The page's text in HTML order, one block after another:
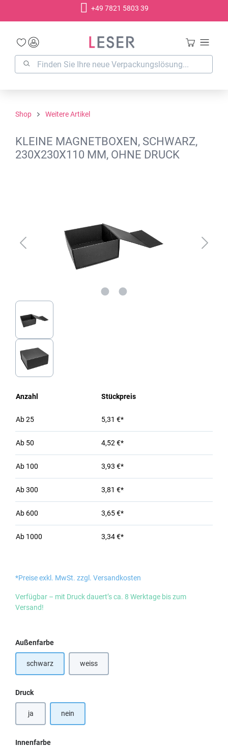
+49 7821 5803 39
Shop Weitere Artikel
KLEINE MAGNETBOXEN, SCHWARZ,
230X230X110 MM, OHNE DRUCK
Anzahl Stückpreis
Ab25 5,31 €*
Ab 50 4,52 €*
Ab 100 3,93 €*
Ab300 3,81 €*
Ab 600 3,65 €*
Ab 1000 3,34 €*
*Preise exkl. MwSt. zzgl. Versandkosten
Verfügbar – mit Druck dauert’s ca. 8 Werktage bis zum
Versand!
Außenfarbeauswählen
schwarz weiss
Druckauswählen
ja nein
Innenfarbeauswählen